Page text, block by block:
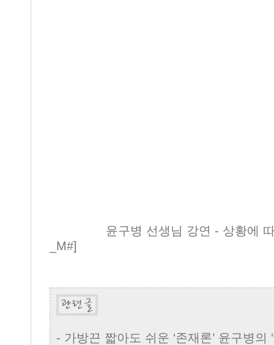
윤구병 선생님 강연 - 상황에
_M#]
- 가방끈 짧아도 쉬운 ‘존재론’ 윤구병의 ‘